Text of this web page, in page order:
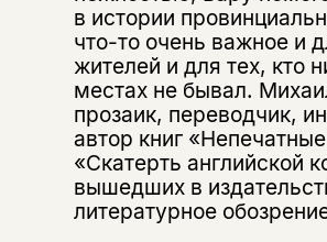
в истории
что-то очень важное и
жителей и для тех, кто
местах не бывал.
прозаик, переводчик,
автор книг
«Скатерть английской
вышедших в
литературное
Подписка на
Этой книги
нет в продаже.